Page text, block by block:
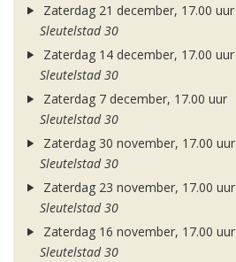
Zaterdag 21 december, 17.00 uur
Sleutelstad 30
Zaterdag 14 december, 17.00 uur
Sleutelstad 30
Zaterdag 7 december, 17.00 uur
Sleutelstad 30
Zaterdag 30 november, 17.00 uur
Sleutelstad 30
Zaterdag 23 november, 17.00 uur
Sleutelstad 30
Zaterdag 16 november, 17.00 uur
Sleutelstad 30